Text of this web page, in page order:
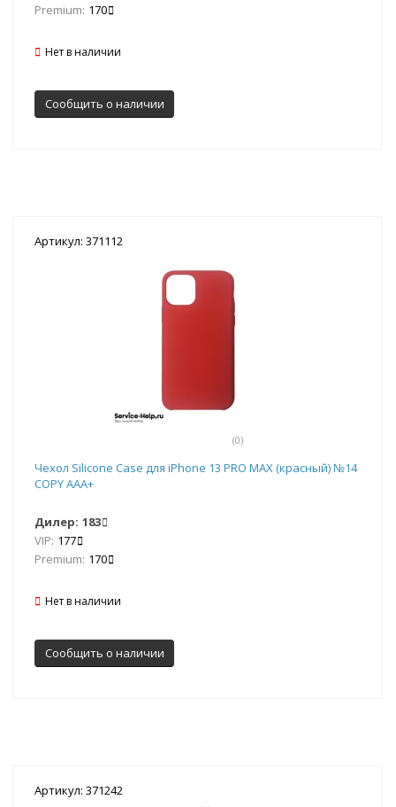
Premium: 170
Нет в наличии
Сообщить о наличии
Артикул: 371112
(0)
Чехол Silicone Case для iPhone 13 PRO MAX (красный) №14
COPY AAA+
Дилер: 183
VIP: 177
Premium: 170
Нет в наличии
Сообщить о наличии
Артикул: 371242